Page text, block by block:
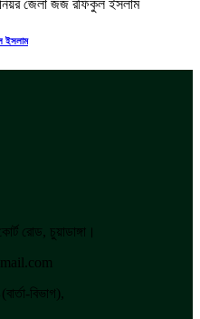
ইসলাম
রোড, চুয়াডাঙ্গা।
বিভাগ),